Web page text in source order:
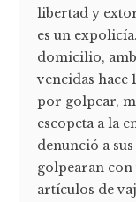
libertad y
es un
domicilio,
vencidas hace
por golpear,
escopeta a la
denunció a
golpearan con
artículos de